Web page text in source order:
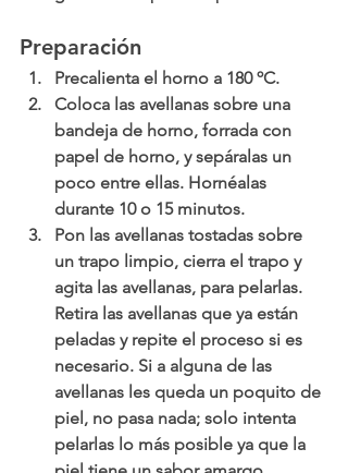
Preparación
Precalienta el horno a 180 ºC.
Coloca las avellanas sobre una
bandeja de horno, forrada con
papel de horno, y sepáralas un
poco entre ellas. Hornéalas
durante 10 o 15 minutos.
Pon las avellanas tostadas sobre
un trapo limpio, cierra el trapo y
agita las avellanas, para pelarlas.
Retira las avellanas que ya están
peladas y repite el proceso si es
necesario. Si a alguna de las
avellanas les queda un poquito de
piel, no pasa nada; solo intenta
pelarlas lo más posible ya que la